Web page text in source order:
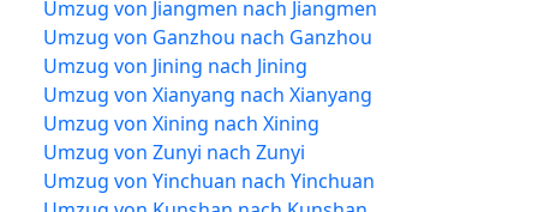
Umzug von Jiangmen nach Jiangmen
Umzug von Ganzhou nach Ganzhou
Umzug von Jining nach Jining
Umzug von Xianyang nach Xianyang
Umzug von Xining nach Xining
Umzug von Zunyi nach Zunyi
Umzug von Yinchuan nach Yinchuan